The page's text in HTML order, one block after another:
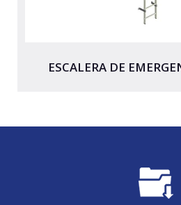
ESCALERA DE